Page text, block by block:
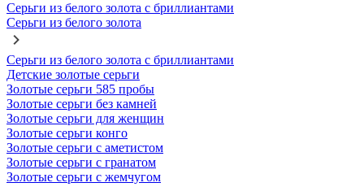
Серьги из белого золота с бриллиантами
Серьги из белого золота
Серьги из белого золота с бриллиантами
Детские золотые серьги
Золотые серьги 585 пробы
Золотые серьги без камней
Золотые серьги для женщин
Золотые серьги конго
Золотые серьги с аметистом
Золотые серьги с гранатом
Золотые серьги с жемчугом